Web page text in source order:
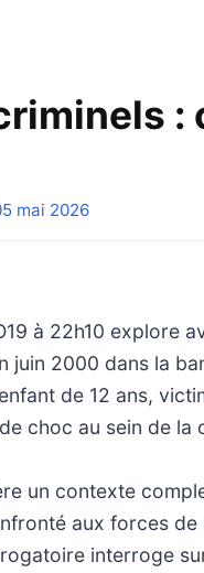
:
mai 2026
à 22h10 explore
2000 dans la
de 12 ans,
choc au sein de la
un contexte
aux forces de
interroge